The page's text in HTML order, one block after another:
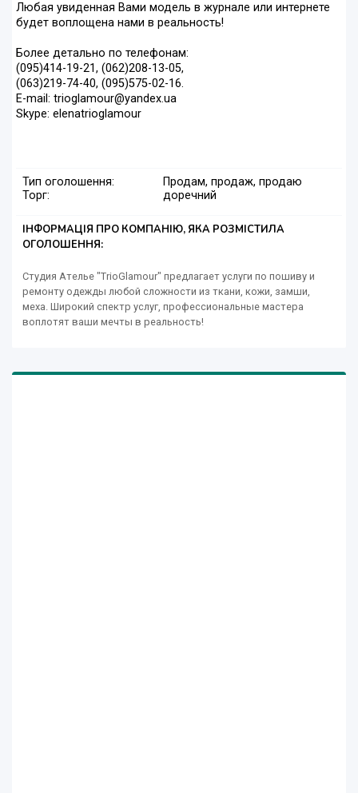
Любая увиденная Вами модель в журнале или интернете
будет воплощена нами в реальность!
Более детально по телефонам:
(095)414-19-21, (062)208-13-05,
(063)219-74-40, (095)575-02-16.
E-mail: trioglamour@yandex.ua
Skype: elenatrioglamour
Тип оголошення:
Продам, продаж, продаю
Торг:
доречний
ІНФОРМАЦІЯ ПРО КОМПАНІЮ, ЯКА РОЗМІСТИЛА
ОГОЛОШЕННЯ:
Студия Ателье "TrioGlamour" предлагает услуги по пошиву и
ремонту одежды любой сложности из ткани, кожи, замши,
меха. Широкий спектр услуг, профессиональные мастера
воплотят ваши мечты в реальность!